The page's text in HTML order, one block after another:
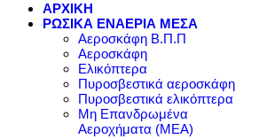
ΑΡΧΙΚΗ
ΡΩΣΙΚΑ ΕΝΑΕΡΙΑ ΜΕΣΑ
Αεροσκάφη Β.Π.Π
Αεροσκάφη
Ελικόπτερα
Πυροσβεστικά αεροσκάφη
Πυροσβεστικά ελικόπτερα
Μη Επανδρωμένα
Αεροχήματα (ΜΕΑ)